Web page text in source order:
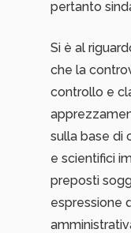
pertanto
Si è al
che la
controllo e
sulla base di
e scientifici
preposti
espressione